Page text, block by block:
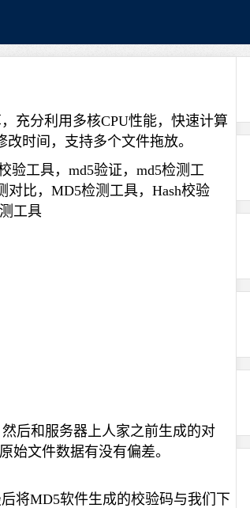
充分利用多核CPU性能，快速计算
时间，支持多个文件拖放。
后和服务器上人家之前生成的对
始文件数据有没有偏差。
将MD5软件生成的校验码与我们下